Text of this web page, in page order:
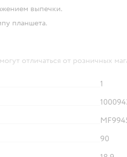
выпечки.
планшета.
отличаться от розничных
1
90